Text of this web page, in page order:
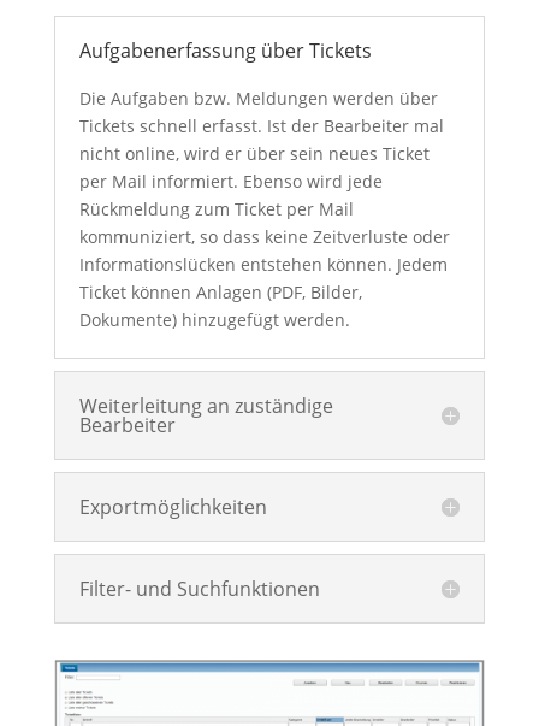
Aufgabenerfassung über Tickets
Die Aufgaben bzw. Meldungen werden über
Tickets schnell erfasst. Ist der Bearbeiter mal
nicht online, wird er über sein neues Ticket
per Mail informiert. Ebenso wird jede
Rückmeldung zum Ticket per Mail
kommuniziert, so dass keine Zeitverluste oder
Informationslücken entstehen können. Jedem
Ticket können Anlagen (PDF, Bilder,
Dokumente) hinzugefügt werden.
Weiterleitung an zuständige
Bearbeiter
Exportmöglichkeiten
Filter- und Suchfunktionen